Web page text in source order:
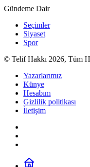
Gündeme Dair
Seçimler
Siyaset
Spor
© Telif Hakkı 2026, Tüm
Yazarlarımız
Künye
Hesabım
Gizlilik politikası
İletişim